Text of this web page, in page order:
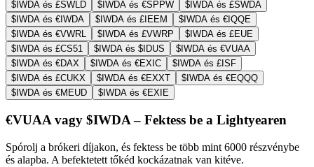
$IWDA és £SWLD
$IWDA és €SPPW
$IWDA és £SWDA
$IWDA és €IWDA
$IWDA és £IEEM
$IWDA és €IQQE
$IWDA és €VWRL
$IWDA és £VWRP
$IWDA és £EUE
$IWDA és £CS51
$IWDA és $IDUS
$IWDA és €VUAA
$IWDA és €DAX
$IWDA és €EXIC
$IWDA és £ISF
$IWDA és £CUKX
$IWDA és €EXXT
$IWDA és €EQQQ
$IWDA és €MEUD
$IWDA és €EXIE
€VUAA vagy $IWDA – Fektess be a Lightyearen
Spórolj a brókeri díjakon, és fektess be több mint 6000 részvénybe
és alapba. A befektetett tőkéd kockázatnak van kitéve.